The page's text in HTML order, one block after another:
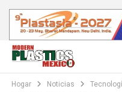
Hogar Noticias